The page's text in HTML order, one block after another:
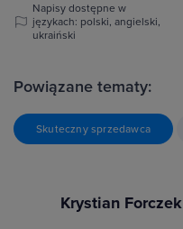
Napisy dostępne w
językach: polski, angielski,
ukraiński
Powiązane tematy:
Skuteczny sprzedawca
Krystian Forczek